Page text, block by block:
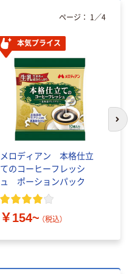
本気プライス
メロディアン 本格仕立
てのコーヒーフレッシ
ュ ポーションパック
￥154~ （税込）
ページ： 1 ／4
次